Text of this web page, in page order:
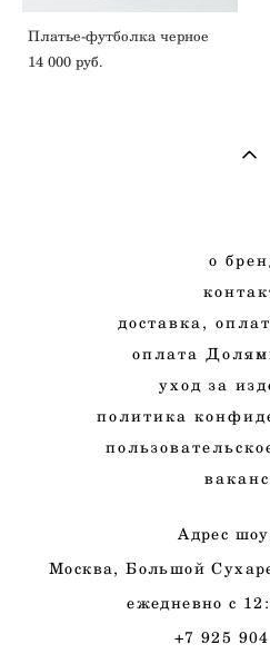
Платье-футболка черное
14 000 pуб.
о
к
доставка,
оплата
уход за
политика
п
в
Адрес
Москва, Большой
ежедневно с
+7 925